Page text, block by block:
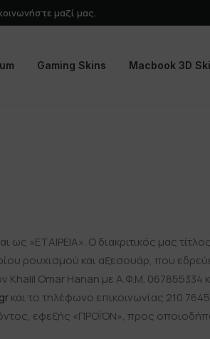
μαζί μας.
Gaming Skins Macbook 3D
«ΕΤΑΙΡΕΙΑ». Ο διακριτικός μας τίτλος
ρουχισμού και αξεσουάρ, που
Khalil Omar Hanan με Α.Φ.Μ. 067855334
και το τηλέφωνο επικοινωνίας 210
εφεξής «ΠΡΟΪΌΝ», προς